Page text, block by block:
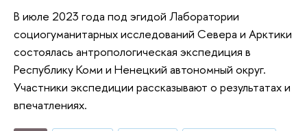
В июле 2023 года под эгидой Лаборатории
социогуманитарных исследований Севера и Арктики
состоялась антропологическая экспедиция в
Республику Коми и Ненецкий автономный округ.
Участники экспедиции рассказывают о результатах и
впечатлениях.